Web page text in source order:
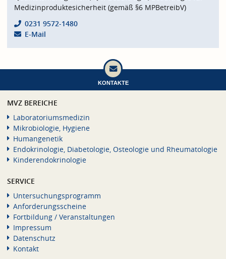
Medizinproduktesicherheit (gemäß §6 MPBetreibV)
0231 9572-1480
E-Mail
KONTAKTE
MVZ BEREICHE
Laboratoriumsmedizin
Mikrobiologie, Hygiene
Humangenetik
Endokrinologie, Diabetologie, Osteologie und Rheumatologie
Kinderendokrinologie
SERVICE
Untersuchungsprogramm
Anforderungsscheine
Fortbildung / Veranstaltungen
Impressum
Datenschutz
Kontakt